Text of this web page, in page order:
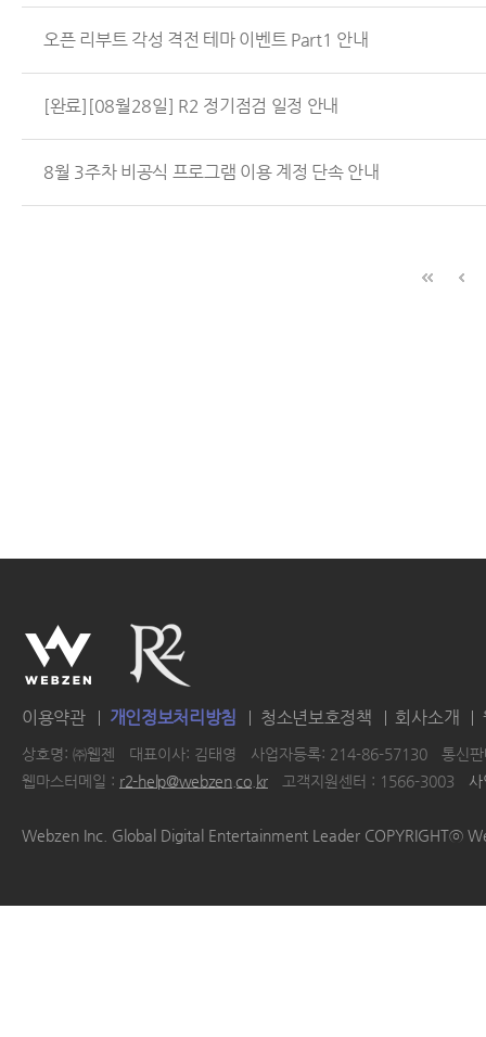
오픈 리부트 각성 격전 테마 이벤트 Part1 안내
[완료][08월28일] R2 정기점검 일정 안내
8월 3주차 비공식 프로그램 이용 계정 단속 안내
이용약관 개인정보처리방침 청소년보호정책 회사소개
상호명: ㈜웹젠 대표이사: 김태영 사업자등록: 214-86-57130
통신
웹마스터메일 : r2-help@webzen.co.kr 고객지원센터 : 1566-3003
Webzen Inc. Global Digital Entertainment Leader COPYRIGHTⓒ